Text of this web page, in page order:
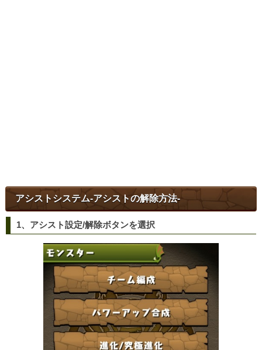
アシストシステム-アシストの解除方法-
1、アシスト設定/解除ボタンを選択